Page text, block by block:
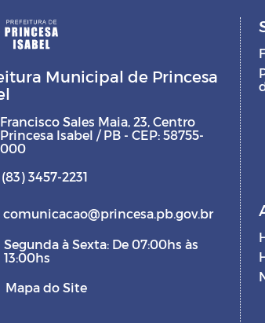
Municipal de Princesa
Francisco Sales Maia, 23, Centro
Princesa Isabel / PB - CEP: 58755-
000
(83) 3457-2231
comunicacao@princesa.pb.gov.br
Segunda à Sexta: De 07:00hs às
13:00hs
Mapa do Site